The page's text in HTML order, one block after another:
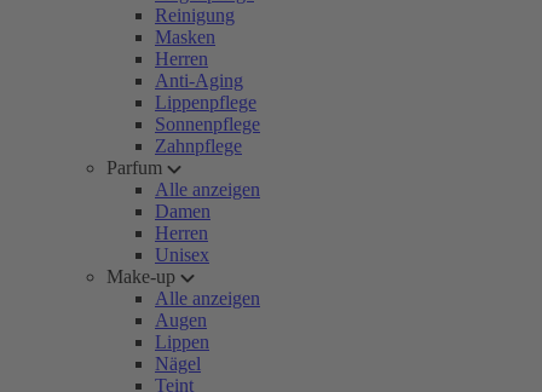
Reinigung
Masken
Herren
Anti-Aging
Lippenpflege
Sonnenpflege
Zahnpflege
Parfum
Alle anzeigen
Damen
Herren
Unisex
Make-up
Alle anzeigen
Augen
Lippen
Nägel
Teint